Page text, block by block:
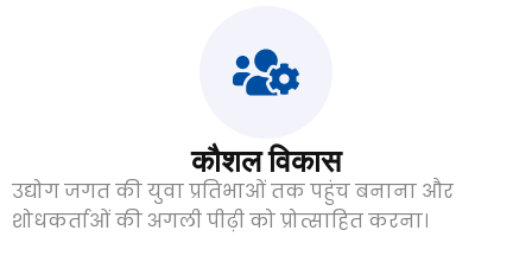
कौशल विकास
उद्योग जगत की युवा प्रतिभाओं तक पहुंच बनाना और
शोधकर्ताओं की अगली पीढ़ी को प्रोत्साहित करना।